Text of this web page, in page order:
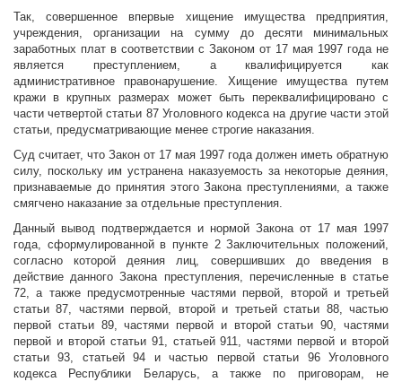
Так, совершенное впервые хищение имущества предприятия,
учреждения, организации на сумму до десяти минимальных
заработных плат в соответствии с Законом от 17 мая 1997 года не
является преступлением, а квалифицируется как
административное правонарушение. Хищение имущества путем
кражи в крупных размерах может быть переквалифицировано с
части четвертой статьи 87 Уголовного кодекса на другие части этой
статьи, предусматривающие менее строгие наказания.
Суд считает, что Закон от 17 мая 1997 года должен иметь обратную
силу, поскольку им устранена наказуемость за некоторые деяния,
признаваемые до принятия этого Закона преступлениями, а также
смягчено наказание за отдельные преступления.
Данный вывод подтверждается и нормой Закона от 17 мая 1997
года, сформулированной в пункте 2 Заключительных положений,
согласно которой деяния лиц, совершивших до введения в
действие данного Закона преступления, перечисленные в статье
72, а также предусмотренные частями первой, второй и третьей
статьи 87, частями первой, второй и третьей статьи 88, частью
первой статьи 89, частями первой и второй статьи 90, частями
первой и второй статьи 91, статьей 911, частями первой и второй
статьи 93, статьей 94 и частью первой статьи 96 Уголовного
кодекса Республики Беларусь, а также по приговорам, не